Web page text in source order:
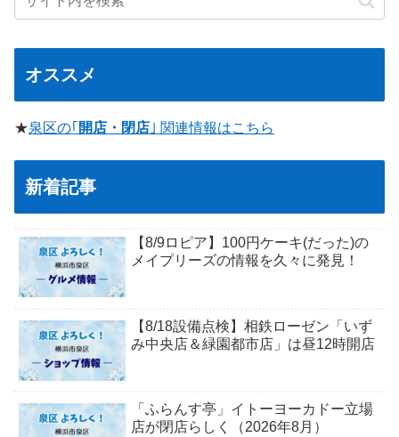
オススメ
★泉区の｢ 開店・閉店 ｣ 関連情報はこちら
新着記事
【8/9ロピア】100円ケーキ(だった)の
メイプリーズの情報を久々に発見！
【8/18設備点検】相鉄ローゼン「いず
み中央店＆緑園都市店」は昼12時開店
「ふらんす亭」イトーヨーカドー立場
店が閉店らしく（2026年8月）